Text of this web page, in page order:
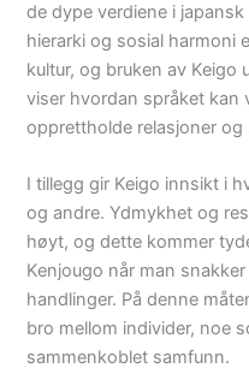
de dype verdiene i
hierarki og sosial harmoni
kultur, og bruken av Keigo
viser hvordan språket
opprettholde relasjoner
I tillegg gir Keigo innsikt i
og andre. Ydmykhet og
høyt, og dette kommer
Kenjougo når man
handlinger. På denne
bro mellom individer, noe
sammenkoblet samfunn.